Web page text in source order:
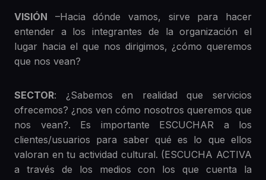
VISIÓN –Hacia dónde vamos, sirve para hacer
entender a los integrantes de la organización el
lugar hacia el que nos dirigimos, ¿cómo queremos
que nos vean?
SECTOR: ¿Sabemos en realidad que servicios
ofrecemos? ¿nos ven cómo nosotros queremos que
nos vean?. Es importante ESCUCHAR a los
clientes/usuarios para saber qué es lo que ellos
valoran en tu actividad cultural. (ESCUCHA ACTIVA
a través de los medios con los que cuenta la